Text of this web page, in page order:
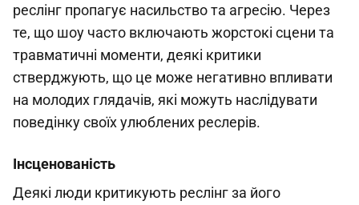
реслінг пропагує насильство та агресію. Через
те, що шоу часто включають жорстокі сцени та
травматичні моменти, деякі критики
стверджують, що це може негативно впливати
на молодих глядачів, які можуть наслідувати
поведінку своїх улюблених реслерів.
Інсценованість
Деякі люди критикують реслінг за його